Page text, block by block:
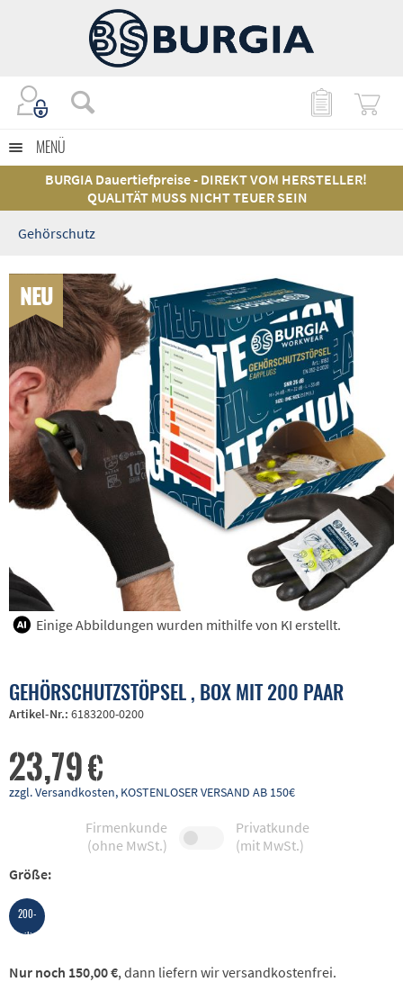
MENÜ
BURGIA Dauertiefpreise - DIREKT VOM HERSTELLER!
QUALITÄT MUSS NICHT TEUER SEIN
Gehörschutz
NEU
Einige Abbildungen wurden mithilfe von KI erstellt.
GEHÖRSCHUTZSTÖPSEL , BOX MIT 200 PAAR
Artikel-Nr.: 6183200-0200
23,79 €
zzgl. Versandkosten, KOSTENLOSER VERSAND AB 150€
Firmenkunde
(ohne MwSt.)
Privatkunde
(mit MwSt.)
Größe:
200-
teilig
Nur noch 150,00 €, dann liefern wir versandkostenfrei.